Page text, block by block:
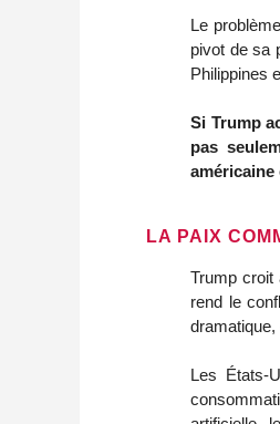
Le
pivot de sa
Philippines
Si Trump
pas
américaine
LA PAIX
Trump croit
rend le
Les États-